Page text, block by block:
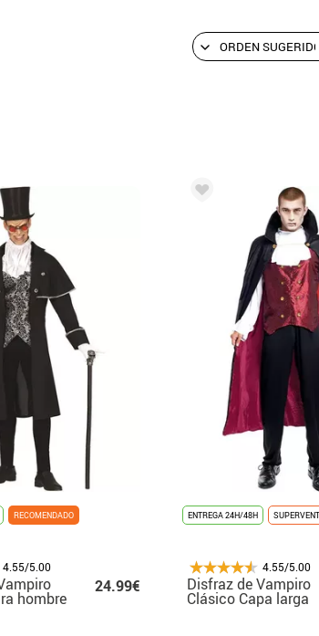
RECOMENDADO
4.55/5.00
hombre
24.99€
ENTREGA 24H/48H
4.55/5.00
Disfraz de Vampiro
Clásico Capa larga
para hombre